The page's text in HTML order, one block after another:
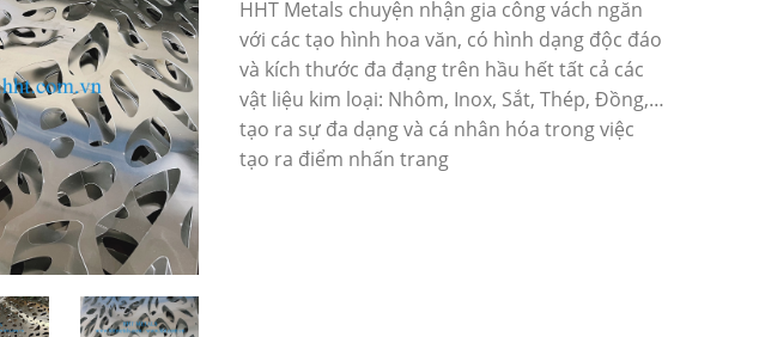
HHT Metals chuyện nhận gia công vách ngăn
với các tạo hình hoa văn, có hình dạng độc đáo
và kích thước đa đạng trên hầu hết tất cả các
vật liệu kim loại: Nhôm, Inox, Sắt, Thép, Đồng,…
tạo ra sự đa dạng và cá nhân hóa trong việc
tạo ra điểm nhấn trang